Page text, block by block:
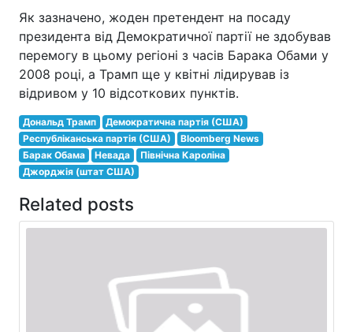
Як зазначено, жоден претендент на посаду
президента від Демократичної партії не здобував
перемогу в цьому регіоні з часів Барака Обами у
2008 році, а Трамп ще у квітні лідирував із
відривом у 10 відсоткових пунктів.
Дональд Трамп
Демократична партія (США)
Республіканська партія (США)
Bloomberg News
Барак Обама
Невада
Північна Кароліна
Джорджія (штат США)
Related posts